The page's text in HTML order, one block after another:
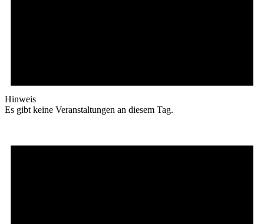
Hinweis
Es gibt keine Veranstaltungen an diesem Tag.